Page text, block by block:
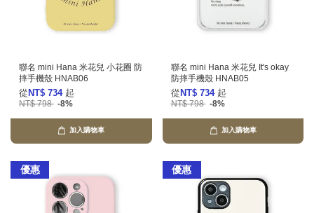
聯名 mini Hana 米花兒 小花圈 防
摔手機殼 HNAB06
從 NT$ 734 起
NT$ 798 -8%
加入購物車
聯名 mini Hana 米花兒 It's okay
防摔手機殼 HNAB05
從 NT$ 734 起
NT$ 798 -8%
加入購物車
優惠 優惠